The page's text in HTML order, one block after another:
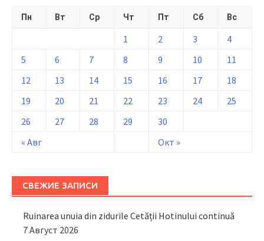
Пн Вт Ср Чт Пт Сб Вс
« Авг Окт »
1 2 3
4
5
6 7 8 9 10
11
12
13 14 15 16 17
18
19
20 21 22 23 24
25
26
27 28 29 30
СВЕЖИЕ ЗАПИСИ
Ruinarea unuia din zidurile Cetății Hotinului continuă
7 Август 2026